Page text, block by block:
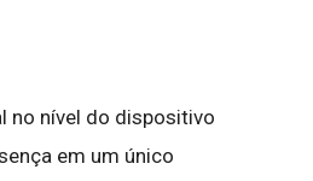
no nível do dispositivo
em um único